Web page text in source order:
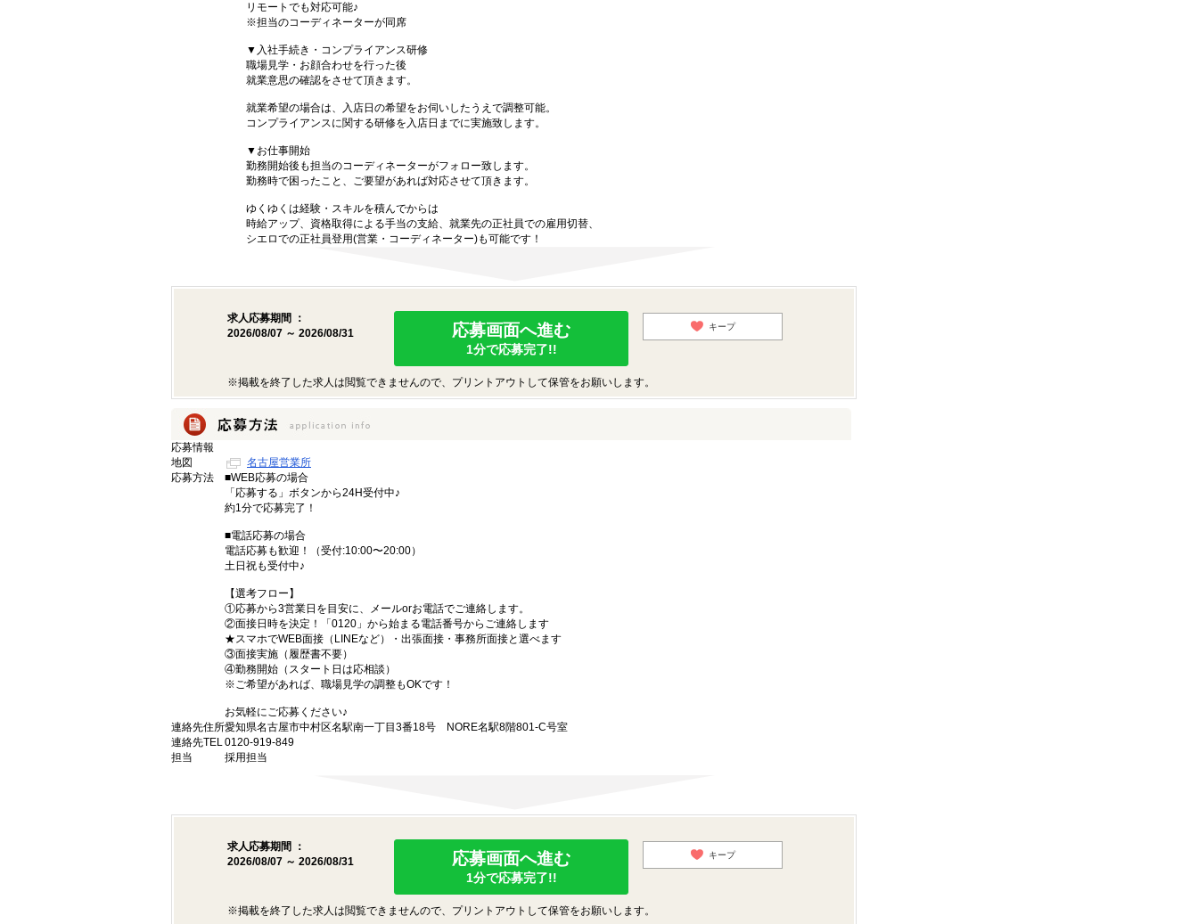
リモートでも対応可能♪
※担当のコーディネーターが同席
▼入社手続き・コンプライアンス研修
職場見学・お顔合わせを行った後
就業意思の確認をさせて頂きます。
就業希望の場合は、入店日の希望をお伺いしたうえで調整可能。
コンプライアンスに関する研修を入店日までに実施致します。
▼お仕事開始
勤務開始後も担当のコーディネーターがフォロー致します。
勤務時で困ったこと、ご要望があれば対応させて頂きます。
ゆくゆくは経験・スキルを積んでからは
時給アップ、資格取得による手当の支給、就業先の正社員での雇用切替、
シエロでの正社員登用(営業・コーディネーター)も可能です！
求人応募期間 ：
2026/08/07 ～ 2026/08/31
応募画面へ進む
1分で応募完了!!
キープ
※掲載を終了した求人は閲覧できませんので、プリントアウトして保管をお願いします。
応募情報
地図
名古屋営業所
応募方法
■WEB応募の場合
「応募する」ボタンから24H受付中♪
約1分で応募完了！
■電話応募の場合
電話応募も歓迎！（受付:10:00〜20:00）
土日祝も受付中♪
【選考フロー】
①応募から3営業日を目安に、メールorお電話でご連絡します。
②面接日時を決定！「0120」から始まる電話番号からご連絡します
★スマホでWEB面接（LINEなど）・出張面接・事務所面接と選べます
③面接実施（履歴書不要）
④勤務開始（スタート日は応相談）
※ご希望があれば、職場見学の調整もOKです！
お気軽にご応募ください♪
連絡先住所愛知県名古屋市中村区名駅南一丁目3番18号 NORE名駅8階801-C号室
連絡先TEL0120-919-849
担当
採用担当
求人応募期間 ：
2026/08/07 ～ 2026/08/31
応募画面へ進む
1分で応募完了!!
キープ
※掲載を終了した求人は閲覧できませんので、プリントアウトして保管をお願いします。